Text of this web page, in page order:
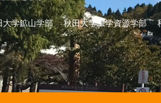
学鉱山学部 秋田大学工学資源学部